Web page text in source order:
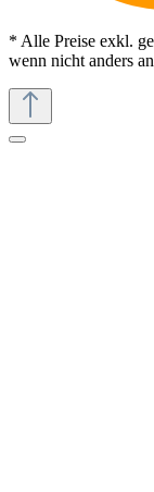
* Alle Preise exkl.
wenn nicht anders